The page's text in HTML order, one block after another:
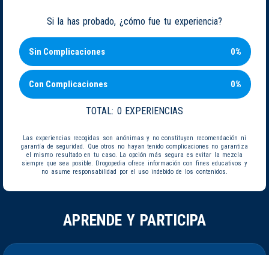
Si la has probado, ¿cómo fue tu experiencia?
Sin Complicaciones 0%
Con Complicaciones 0%
TOTAL: 0 EXPERIENCIAS
Las experiencias recogidas son anónimas y no constituyen recomendación ni
garantía de seguridad. Que otros no hayan tenido complicaciones no garantiza
el mismo resultado en tu caso. La opción más segura es evitar la mezcla
siempre que sea posible. Drogopedia ofrece información con fines educativos y
no asume responsabilidad por el uso indebido de los contenidos.
APRENDE Y PARTICIPA